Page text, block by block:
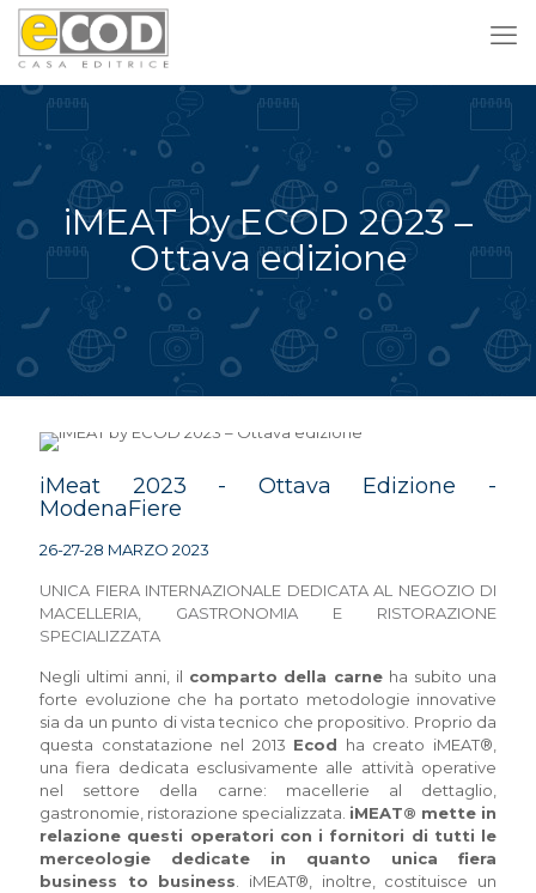
iMEAT by ECOD 2023 –
Ottava edizione
iMeat 2023 - Ottava Edizione -
ModenaFiere
26-27-28 MARZO 2023
UNICA FIERA INTERNAZIONALE DEDICATA AL NEGOZIO DI
MACELLERIA, GASTRONOMIA E RISTORAZIONE
SPECIALIZZATA
Negli ultimi anni, il comparto della carne ha subito una
forte evoluzione che ha portato metodologie innovative
sia da un punto di vista tecnico che propositivo. Proprio da
questa constatazione nel 2013 Ecod ha creato iMEAT®,
una fiera dedicata esclusivamente alle attività operative
nel settore della carne: macellerie al dettaglio,
gastronomie, ristorazione specializzata. iMEAT® mette in
relazione questi operatori con i fornitori di tutti le
merceologie dedicate in quanto unica fiera
business to business . iMEAT®, inoltre, costituisce un